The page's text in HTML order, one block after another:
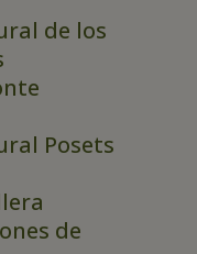
de los
Posets
de